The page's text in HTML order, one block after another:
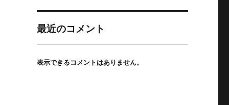
最近のコメント
表示できるコメントはありません。